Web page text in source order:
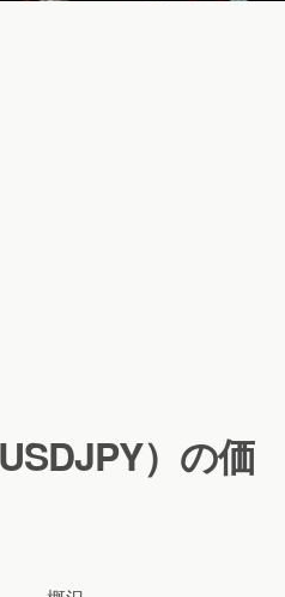
）の価